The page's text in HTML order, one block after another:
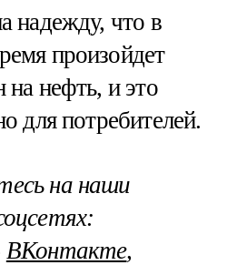
надежду, что в
произойдет
на нефть, и это
для потребителей.
на наши
ВКонтакте,